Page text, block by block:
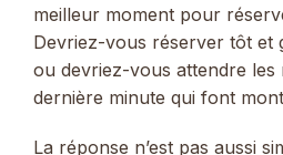
meilleur moment pour
Devriez-vous réserver tôt et
ou devriez-vous attendre les
dernière minute qui font
La réponse n’est pas aussi